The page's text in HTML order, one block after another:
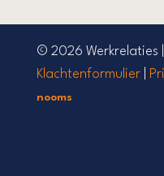
© 2026 Werkrelaties |
Klachtenformulier
nooms